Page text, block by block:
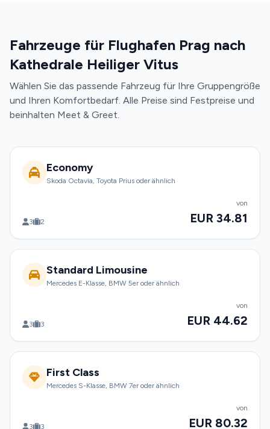
Fahrzeuge für Flughafen Prag nach
Kathedrale Heiliger Vitus
Wählen Sie das passende Fahrzeug für Ihre Gruppengröße
und Ihren Komfortbedarf. Alle Preise sind Festpreise und
beinhalten Meet & Greet.
Economy
Skoda Octavia, Toyota Prius oder ähnlich
3 2
von
EUR 34.81
Standard Limousine
Mercedes E-Klasse, BMW 5er oder ähnlich
3 3
von
EUR 44.62
First Class
Mercedes S-Klasse, BMW 7er oder ähnlich
3 3
von
EUR 80.32